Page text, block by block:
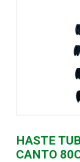
HASTE
CANTO